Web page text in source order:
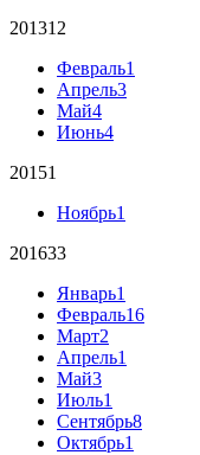
201312
Февраль1
Апрель3
Май4
Июнь4
20151
Ноябрь1
201633
Январь1
Февраль16
Март2
Апрель1
Май3
Июль1
Сентябрь8
Октябрь1